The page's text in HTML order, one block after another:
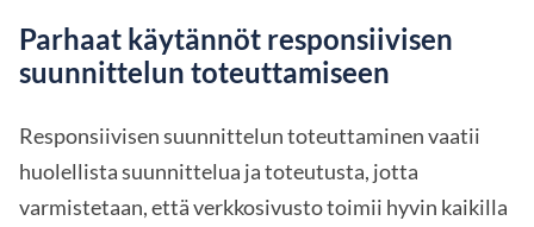
Parhaat käytännöt responsiivisen
suunnittelun toteuttamiseen
Responsiivisen suunnittelun toteuttaminen vaatii
huolellista suunnittelua ja toteutusta, jotta
varmistetaan, että verkkosivusto toimii hyvin kaikilla